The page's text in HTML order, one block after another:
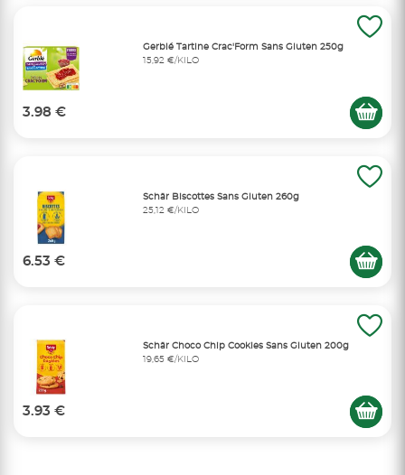
Gerblé Tartine Crac'Form Sans Gluten 250g
15,92 €/KILO
3.98 €
Schär Biscottes Sans Gluten 260g
25,12 €/KILO
6.53 €
Schär Choco Chip Cookies Sans Gluten 200g
19,65 €/KILO
3.93 €